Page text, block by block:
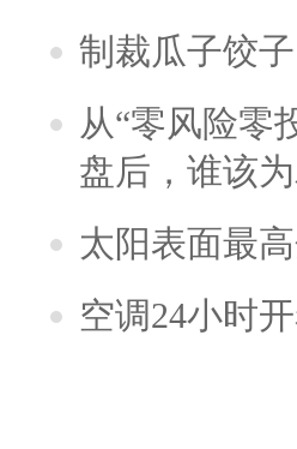
制裁瓜子饺
从“零风险零
盘后，谁该
太阳表面最
空调24小时